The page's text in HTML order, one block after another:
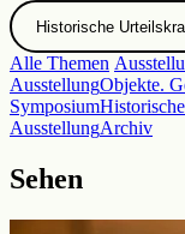
Alle Themen
AusstellungObjekte.
Symposium
AusstellungArchiv
Sehen